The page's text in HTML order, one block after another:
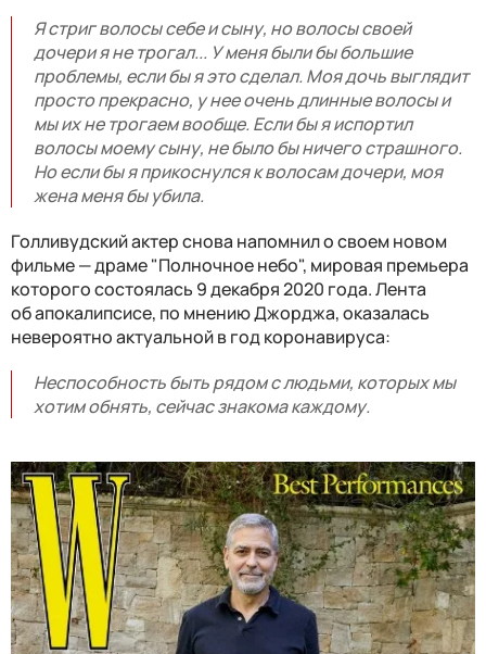
Я стриг волосы себе и сыну, но волосы своей
дочери я не трогал... У меня были бы большие
проблемы, если бы я это сделал. Моя дочь выглядит
просто прекрасно, у нее очень длинные волосы и
мы их не трогаем вообще. Если бы я испортил
волосы моему сыну, не было бы ничего страшного.
Но если бы я прикоснулся к волосам дочери, моя
жена меня бы убила.
Голливудский актер снова напомнил о своем новом
фильме — драме "Полночное небо", мировая премьера
которого состоялась 9 декабря 2020 года. Лента
об апокалипсисе, по мнению Джорджа, оказалась
невероятно актуальной в год коронавируса:
Неспособность быть рядом с людьми, которых мы
хотим обнять, сейчас знакома каждому.